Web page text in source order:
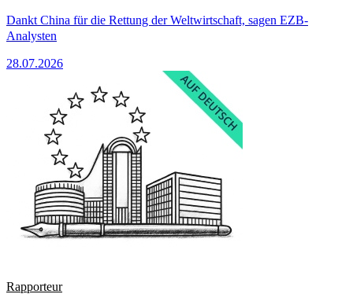
Dankt China für die Rettung der Weltwirtschaft, sagen EZB-
Analysten
28.07.2026
Rapporteur